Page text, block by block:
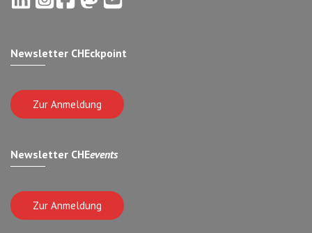
Newsletter CHEckpoint
Zur Anmeldung
Newsletter CHEevents
Zur Anmeldung